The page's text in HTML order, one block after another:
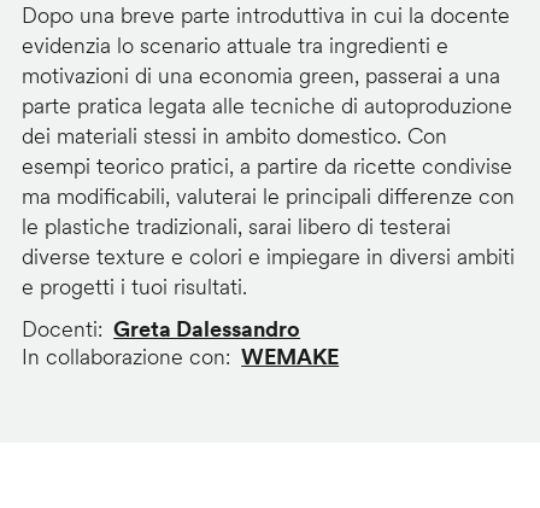
Dopo una breve parte introduttiva in cui la docente
evidenzia lo scenario attuale tra ingredienti e
motivazioni di una economia green, passerai a una
parte pratica legata alle tecniche di autoproduzione
dei materiali stessi in ambito domestico. Con
esempi teorico pratici, a partire da ricette condivise
ma modificabili, valuterai le principali differenze con
le plastiche tradizionali, sarai libero di testerai
diverse texture e colori e impiegare in diversi ambiti
e progetti i tuoi risultati.
Docenti
Greta Dalessandro
In collaborazione con
WEMAKE